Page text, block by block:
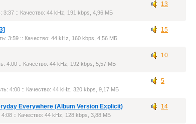
13
3:37 :: Качество: 44 kHz, 191 kbps, 4,96 МБ
15
3:59 :: Качество: 44 kHz, 160 kbps, 4,56 МБ
10
4:00 :: Качество: 44 kHz, 192 kbps, 5,57 МБ
5
4:00 :: Качество: 44 kHz, 320 kbps, 9,17 МБ
14
Everywhere (Album Version Explicit)
4:08 :: Качество: 44 kHz, 128 kbps, 3,88 МБ